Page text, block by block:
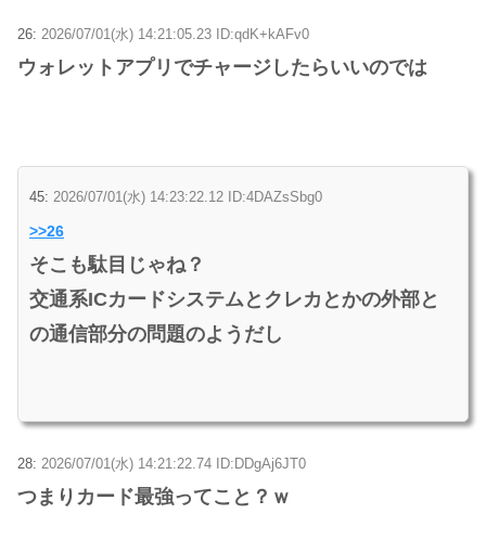
26: 2026/07/01(水) 14:21:05.23 ID:qdK+kAFv0
ウォレットアプリでチャージしたらいいのでは
45: 2026/07/01(水) 14:23:22.12 ID:4DAZsSbg0
>>26
そこも駄目じゃね？
交通系ICカードシステムとクレカとかの外部と
の通信部分の問題のようだし
28: 2026/07/01(水) 14:21:22.74 ID:DDgAj6JT0
つまりカード最強ってこと？ｗ